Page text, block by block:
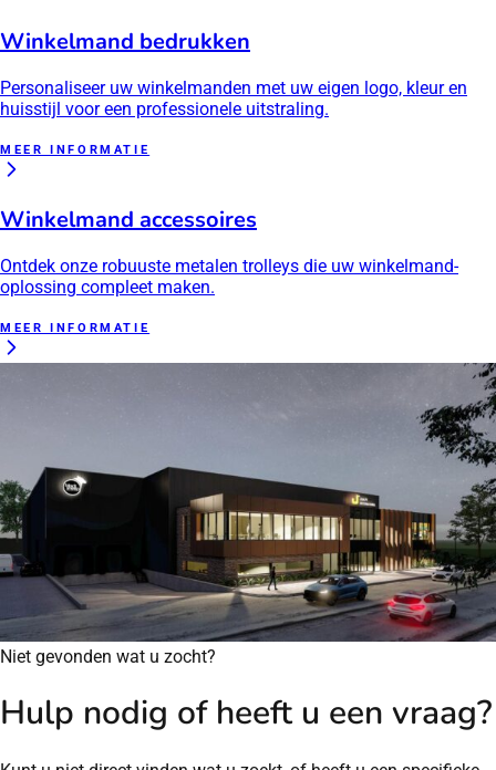
Winkelmand bedrukken
Personaliseer uw winkelmanden met uw eigen logo, kleur en
huisstijl voor een professionele uitstraling.
MEER INFORMATIE
Winkelmand accessoires
Ontdek onze robuuste metalen trolleys die uw winkelmand-
oplossing compleet maken.
MEER INFORMATIE
Niet gevonden wat u zocht?
Hulp nodig of heeft u een vraag?